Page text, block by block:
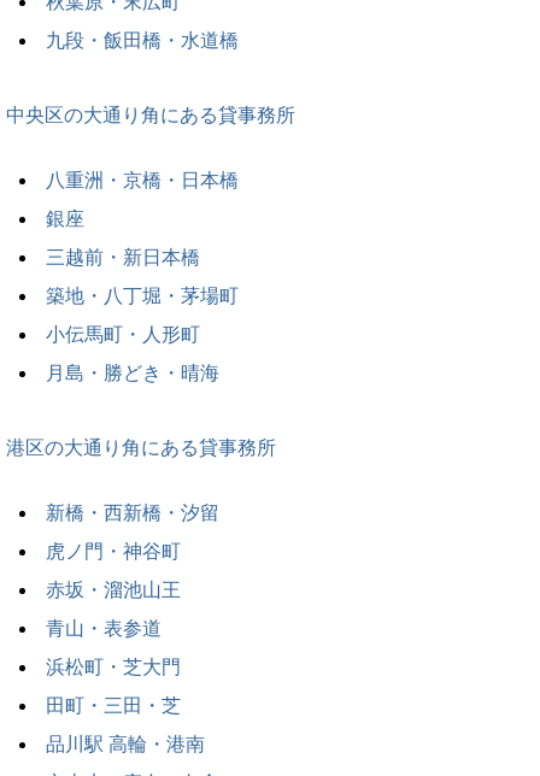
九段・飯田橋・水道橋
中央区の大通り角にある貸事務所
八重洲・京橋・日本橋
銀座
三越前・新日本橋
築地・八丁堀・茅場町
小伝馬町・人形町
月島・勝どき・晴海
港区の大通り角にある貸事務所
新橋・西新橋・汐留
虎ノ門・神谷町
赤坂・溜池山王
青山・表参道
浜松町・芝大門
田町・三田・芝
品川駅 高輪・港南